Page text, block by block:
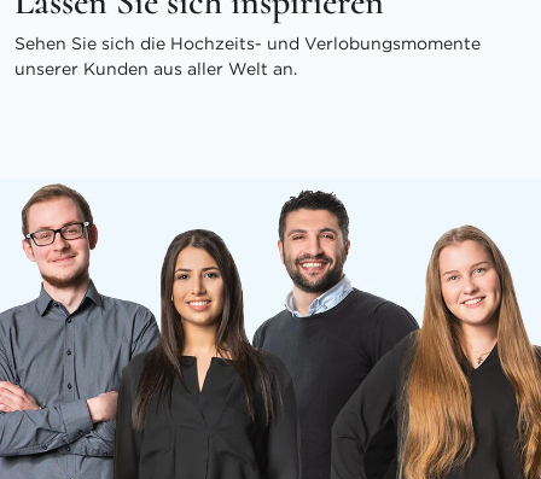
Sehen Sie sich die Hochzeits- und Verlobungsmomente
unserer Kunden aus aller Welt an.